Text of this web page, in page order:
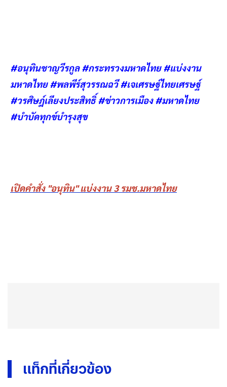
#อนุทินชาญวีรกูล #กระทรวงมหาดไทย #แบ่งงาน
มหาดไทย #พลพีร์สุวรรณฉวี #เจเศรษฐ์ไทยเศรษฐ์
#วรศิษฎ์เลียงประสิทธิ์ #ข่าวการเมือง #มหาดไทย
#บำบัดทุกข์บำรุงสุข
เปิดคำสั่ง "อนุทิน" แบ่งงาน 3 รมช.มหาดไทย
แท็กที่เกี่ยวข้อง